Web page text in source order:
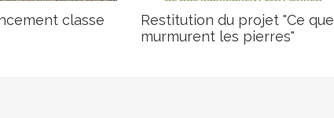
classe
Restitution du projet "Ce que
murmurent les pierres"